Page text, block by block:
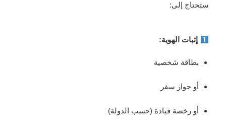
ستحتاج إلى:
إثبات الهوية:
بطاقة شخصية
أو جواز سفر
أو رخصة قيادة (حسب الدولة)